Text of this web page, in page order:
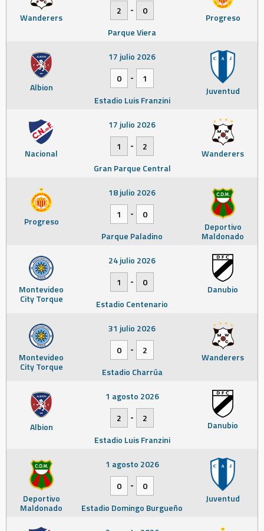
Wanderers Progreso
2
-
0
Parque Viera
Albion Juventud
17 julio 2026
0
-
1
Estadio Luis Franzini
Nacional Wanderers
17 julio 2026
1
-
2
Gran Parque Central
Progreso Deportivo
Maldonado
18 julio 2026
1
-
0
Parque Paladino
Montevideo
City Torque
Danubio
24 julio 2026
1
-
0
Estadio Centenario
Montevideo
City Torque
Wanderers
31 julio 2026
0
-
2
Estadio Charrúa
Albion Danubio
1 agosto 2026
2
-
2
Estadio Luis Franzini
Deportivo
Maldonado
Juventud
1 agosto 2026
0
-
0
Estadio Domingo Burgueño